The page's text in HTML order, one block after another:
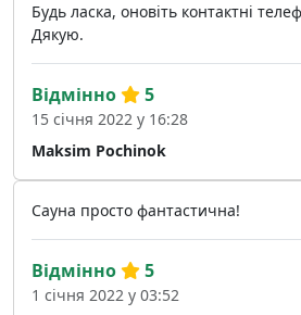
Будь ласка, оновіть контактні
Дякую.
Maksim Pochinok
Відмінно 5
15 січня 2022 у 16:28
Сауна просто фантастична!
Відмінно 5
1 січня 2022 у 03:52